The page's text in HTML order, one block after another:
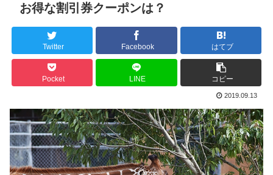
お得な割引券クーポンは？
Twitter Facebook はてブ
Pocket LINE コピー
2019.09.13